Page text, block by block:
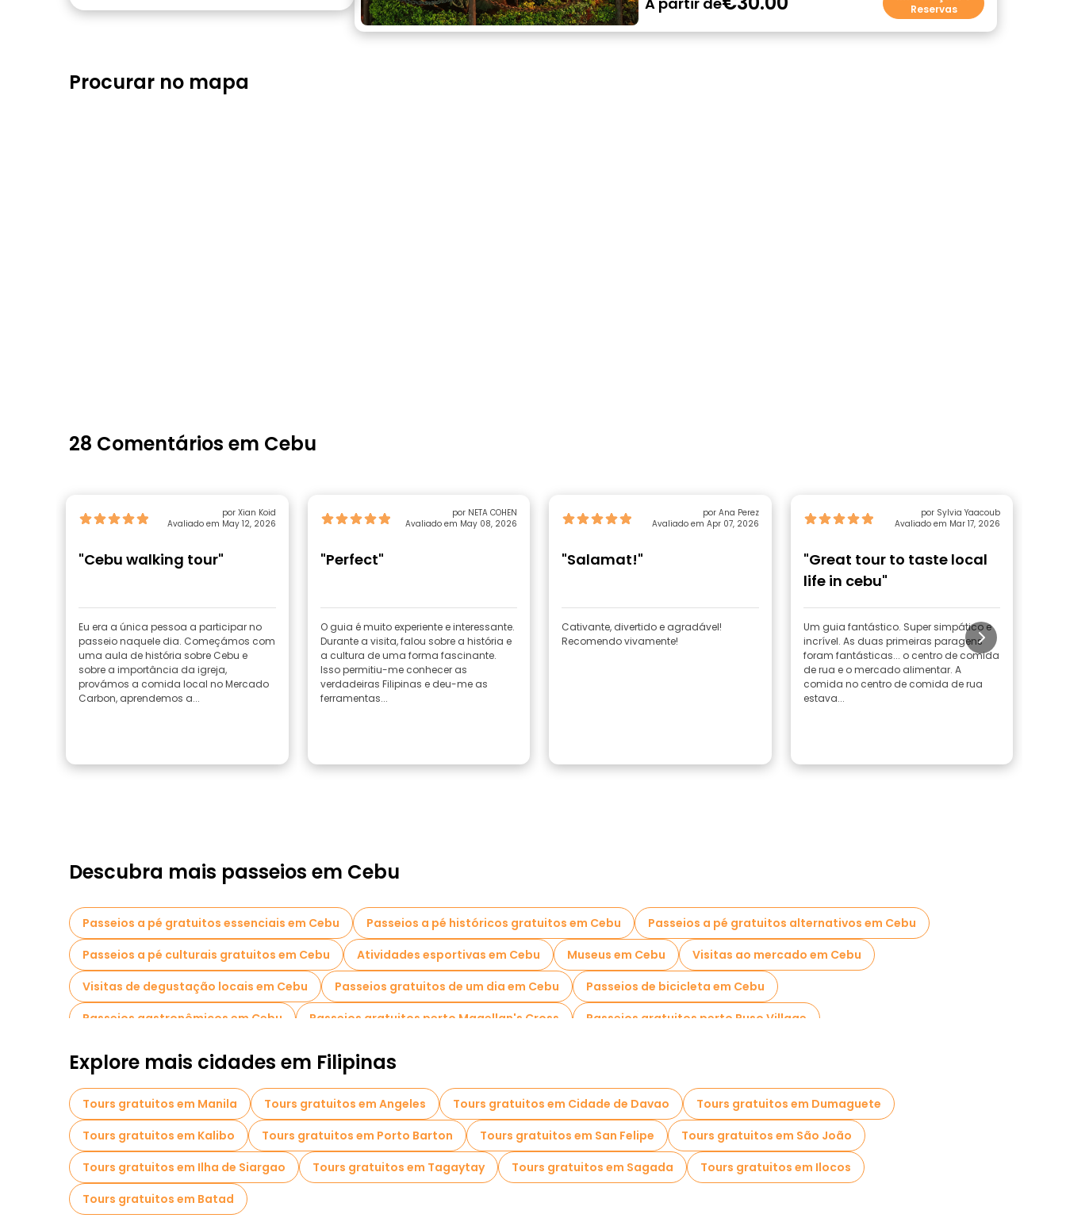
Reservas
Procurar no mapa
28 Comentários em Cebu
por Xian Koid
Avaliado em May 12, 2026
"Cebu walking tour"
Eu era a única pessoa a participar no
passeio naquele dia. Começámos com
uma aula de história sobre Cebu e
sobre a importância da igreja,
provámos a comida local no Mercado
Carbon, aprendemos a...
por NETA COHEN
Avaliado em May 08, 2026
"Perfect"
O guia é muito experiente e interessante.
Durante a visita, falou sobre a história e
a cultura de uma forma fascinante.
Isso permitiu-me conhecer as
verdadeiras Filipinas e deu-me as
ferramentas...
por Ana Perez
Avaliado em Apr 07, 2026
"Salamat!"
Cativante, divertido e agradável!
Recomendo vivamente!
por Sylvia Yaacoub
Avaliado em Mar 17, 2026
"Great tour to taste local
life in cebu"
Um guia fantástico. Super simpático e
incrível. As duas primeiras paragens
foram fantásticas... o centro de comida
de rua e o mercado alimentar. A
comida no centro de comida de rua
estava...
Descubra mais passeios em Cebu
Passeios a pé gratuitos essenciais em Cebu Passeios a pé históricos gratuitos em Cebu
Passeios a pé gratuitos alternativos em Cebu
Passeios a pé culturais gratuitos em Cebu
Atividades esportivas em Cebu Museus em Cebu
Visitas ao mercado em Cebu
Visitas de degustação locais em Cebu
Passeios gratuitos de um dia em Cebu
Passeios de bicicleta em Cebu
Passeios gastronômicos em Cebu
Passeios gratuitos perto Magellan's Cross
Passeios gratuitos perto Puso Village
Passeios gratuitos perto Fort San Pedro
Explore mais cidades em Filipinas
Tours gratuitos em Manila Tours gratuitos em Angeles Tours gratuitos em Cidade de Davao
Tours gratuitos em Dumaguete
Tours gratuitos em Kalibo
Tours gratuitos em Porto Barton Tours gratuitos em San Felipe
Tours gratuitos em São João
Tours gratuitos em Ilha de Siargao
Tours gratuitos em Tagaytay Tours gratuitos em Sagada
Tours gratuitos em Ilocos
Tours gratuitos em Batad